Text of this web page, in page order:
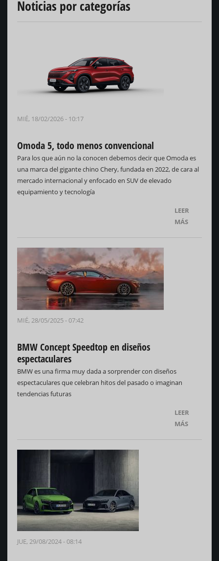
Noticias por categorías
MIÉ, 18/02/2026 - 10:17
Omoda 5, todo menos convencional
Para los que aún no la conocen debemos decir que Omoda es
una marca del gigante chino Chery, fundada en 2022, de cara al
mercado internacional y enfocado en SUV de elevado
equipamiento y tecnología
LEER
MÁS
MIÉ, 28/05/2025 - 07:42
BMW Concept Speedtop en diseños
espectaculares
BMW es una firma muy dada a sorprender con diseños
espectaculares que celebran hitos del pasado o imaginan
tendencias futuras
LEER
MÁS
JUE, 29/08/2024 - 08:14